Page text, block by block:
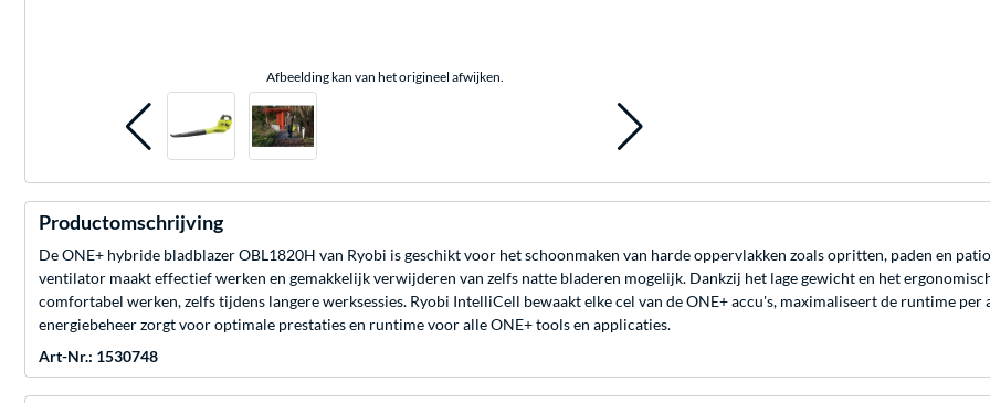
Afbeelding kan van het origineel afwijken.
Productomschrijving
De ONE+ hybride bladblazer OBL1820H van Ryobi is geschikt voor het schoonmaken van harde oppervlakken zoals opritten, paden en
ventilator maakt effectief werken en gemakkelijk verwijderen van zelfs natte bladeren mogelijk. Dankzij het lage gewicht en het
comfortabel werken, zelfs tijdens langere werksessies. Ryobi IntelliCell bewaakt elke cel van de ONE+ accu's, maximaliseert de runtime
energiebeheer zorgt voor optimale prestaties en runtime voor alle ONE+ tools en applicaties.
Art-Nr.: 1530748